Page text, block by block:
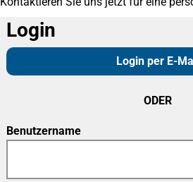
Login
Login per E-
ODER
Benutzername